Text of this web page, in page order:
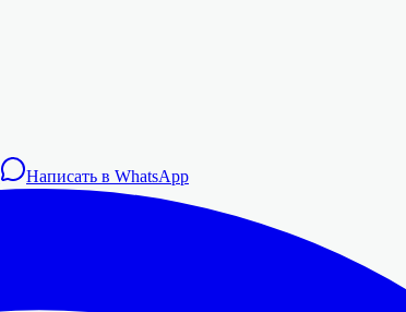
Написать в WhatsApp